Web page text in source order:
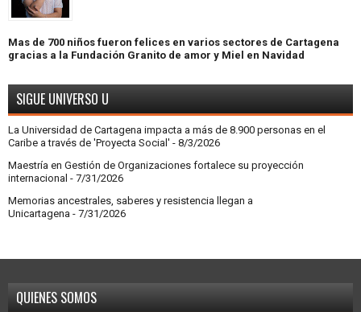
Mas de 700 niños fueron felices en varios sectores de Cartagena
gracias a la Fundación Granito de amor y Miel en Navidad
SIGUE UNIVERSO U
La Universidad de Cartagena impacta a más de 8.900 personas en el
Caribe a través de 'Proyecta Social' - 8/3/2026
Maestría en Gestión de Organizaciones fortalece su proyección
internacional - 7/31/2026
Memorias ancestrales, saberes y resistencia llegan a
Unicartagena - 7/31/2026
QUIENES SOMOS